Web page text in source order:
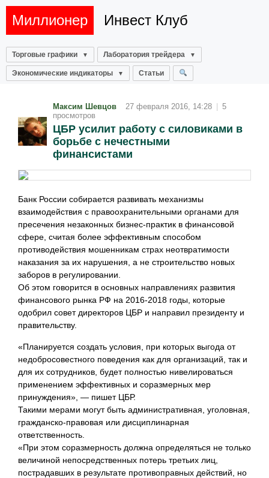
Миллионер Инвест Клуб
Торговые графики Лаборатория трейдера
Экономические индикаторы Статьи
Максим Шевцов 27 февраля 2016, 14:28
5
просмотров
ЦБР усилит работу с силовиками в
борьбе с нечестными
финансистами
Банк России собирается развивать механизмы
взаимодействия с правоохранительными органами для
пресечения незаконных бизнес-практик в финансовой
сфере, считая более эффективным способом
противодействия мошенникам страх неотвратимости
наказания за их нарушения, а не строительство новых
заборов в регулировании.
Об этом говорится в основных направлениях развития
финансового рынка РФ на 2016-2018 годы, которые
одобрил совет директоров ЦБР и направил президенту и
правительству.
«Планируется создать условия, при которых выгода от
недобросовестного поведения как для организаций, так и
для их сотрудников, будет полностью нивелироваться
применением эффективных и соразмерных мер
принуждения», — пишет ЦБР.
Такими мерами могут быть административная, уголовная,
гражданско-правовая или дисциплинарная
ответственность.
«При этом соразмерность должна определяться не только
величиной непосредственных потерь третьих лиц,
пострадавших в результате противоправных действий, но